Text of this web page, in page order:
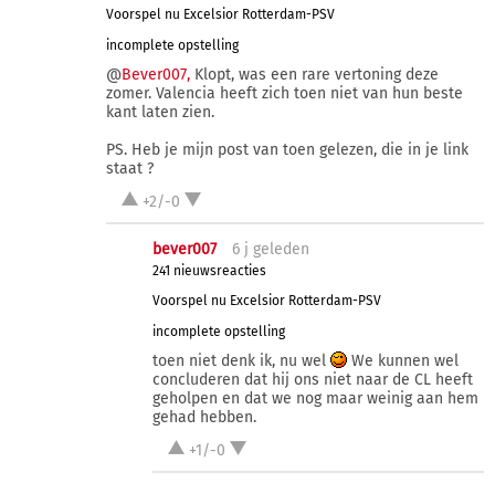
Voorspel nu Excelsior Rotterdam-PSV
incomplete opstelling
@Bever007,Klopt, was een rare vertoning deze
zomer. Valencia heeft zich toen niet van hun beste
kant laten zien.
PS. Heb je mijn post van toen gelezen, die in je link
staat ?
+2/-0
bever007 6 j geleden
241 nieuwsreacties
Voorspel nu Excelsior Rotterdam-PSV
incomplete opstelling
toen niet denk ik, nu wel
We kunnen wel
concluderen dat hij ons niet naar de CL heeft
geholpen en dat we nog maar weinig aan hem
gehad hebben.
+1/-0